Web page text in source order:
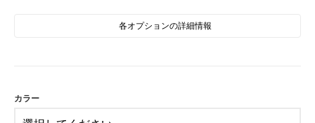
各オプションの詳細情報
カラー